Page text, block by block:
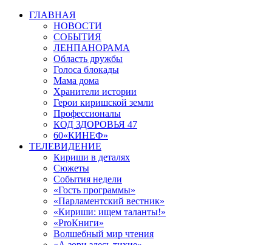
ГЛАВНАЯ
НОВОСТИ
СОБЫТИЯ
ЛЕНПАНОРАМА
Область дружбы
Голоса блокады
Мама дома
Хранители истории
Герои киришской земли
Профессионалы
КОД ЗДОРОВЬЯ 47
60«КИНЕФ»
ТЕЛЕВИДЕНИЕ
Кириши в деталях
Сюжеты
События недели
«Гость программы»
«Парламентский вестник»
«Кириши: ищем таланты!»
«ProКниги»
Волшебный мир чтения